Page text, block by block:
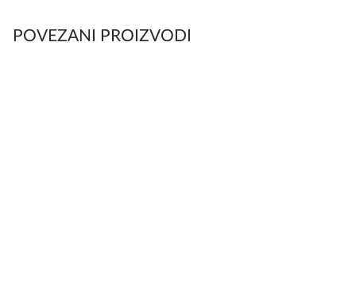
POVEZANI PROIZVODI